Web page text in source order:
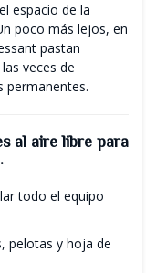
espacio de la
poco más lejos, en
pastan
veces de
permanentes.
al aire libre para
todo el equipo
pelotas y hoja de